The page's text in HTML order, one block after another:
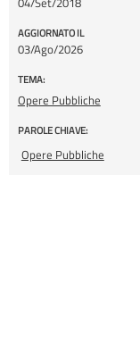
AGGIORNATO IL
03/Ago/2026
TEMA:
Opere Pubbliche
PAROLE CHIAVE:
Opere Pubbliche